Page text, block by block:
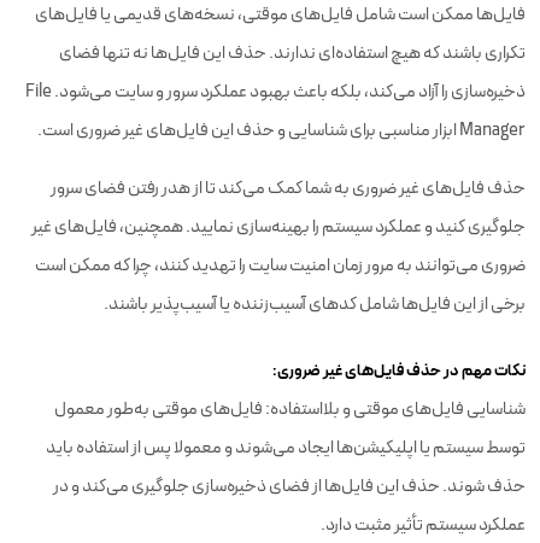
فایل‌ها ممکن است شامل فایل‌های موقتی، نسخه‌های قدیمی یا فایل‌های
تکراری باشند که هیچ استفاده‌ای ندارند. حذف این فایل‌ها نه تنها فضای
ذخیره‌سازی را آزاد می‌کند، بلکه باعث بهبود عملکرد سرور و سایت می‌شود. File
Manager ابزار مناسبی برای شناسایی و حذف این فایل‌های غیر ضروری است.
حذف فایل‌های غیر ضروری به شما کمک می‌کند تا از هدر رفتن فضای سرور
جلوگیری کنید و عملکرد سیستم را بهینه‌سازی نمایید. همچنین، فایل‌های غیر
ضروری می‌توانند به مرور زمان امنیت سایت را تهدید کنند، چرا که ممکن است
برخی از این فایل‌ها شامل کدهای آسیب‌زننده یا آسیب‌پذیر باشند.
نکات مهم در حذف فایل‌های غیر ضروری:
شناسایی فایل‌های موقتی و بلااستفاده: فایل‌های موقتی به‌طور معمول
توسط سیستم یا اپلیکیشن‌ها ایجاد می‌شوند و معمولا پس از استفاده باید
حذف شوند. حذف این فایل‌ها از فضای ذخیره‌سازی جلوگیری می‌کند و در
عملکرد سیستم تأثیر مثبت دارد.